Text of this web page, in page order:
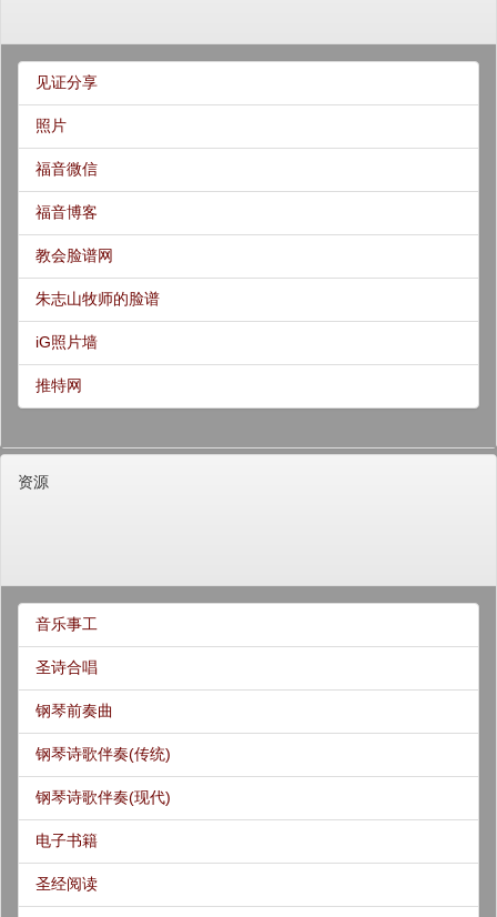
见证分享
照片
福音微信
福音博客
教会脸谱网
朱志山牧师的脸谱
iG照片墙
推特网
资源
音乐事工
圣诗合唱
钢琴前奏曲
钢琴诗歌伴奏(传统)
钢琴诗歌伴奏(现代)
电子书籍
圣经阅读